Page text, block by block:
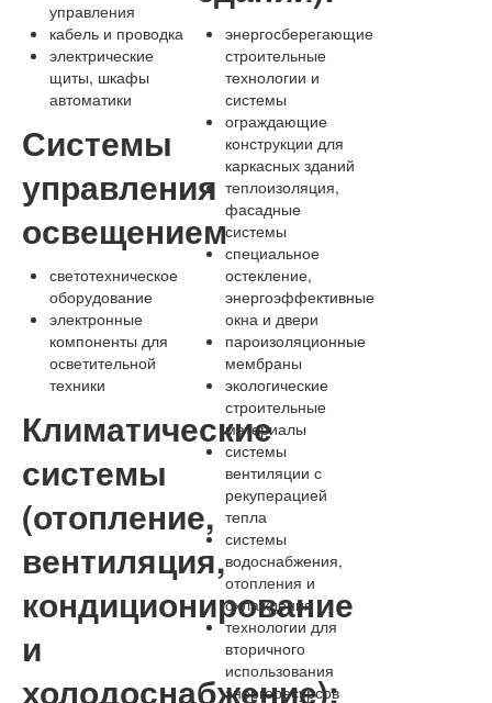
управления
кабель и проводка
электрические
щиты, шкафы
автоматики
Системы
управления
освещением
светотехническое
оборудование
электронные
компоненты для
осветительной
техники
Климатические
системы
(отопление,
вентиляция,
кондиционирование
и
холодоснабжение):
энергосберегающие
строительные
технологии и
системы
ограждающие
конструкции для
каркасных зданий
теплоизоляция,
фасадные
системы
специальное
остекление,
энергоэффективные
окна и двери
пароизоляционные
мембраны
экологические
строительные
материалы
системы
вентиляции с
рекуперацией
тепла
системы
водоснабжения,
отопления и
охлаждения
технологии для
вторичного
использования
энергоресурсов